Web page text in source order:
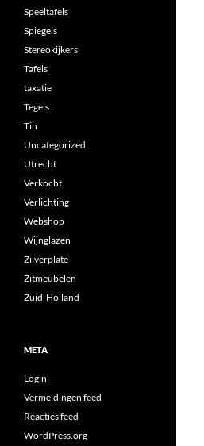
Speeltafels
Spiegels
Stereokijkers
Tafels
taxatie
Tegels
Tin
Uncategorized
Utrecht
Verkocht
Verlichting
Webshop
Wijnglazen
Zilverplate
Zitmeubelen
Zuid-Holland
META
Login
Vermeldingen feed
Reacties feed
WordPress.org